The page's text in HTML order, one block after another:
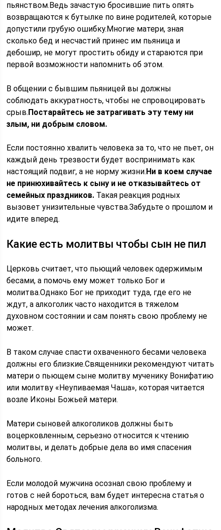
пьянством.Ведь зачастую бросившие пить опять
возвращаются к бутылке по вине родителей, которые
допустили грубую ошибку.Многие матери, зная
сколько бед и несчастий принес им пьяница и
дебошир, не могут простить обиду и стараются при
первой возможности напомнить об этом.
В общении с бывшим пьяницей вы должны
соблюдать аккуратность, чтобы не спровоцировать
срыв.Постарайтесь не затрагивать эту тему ни
злым, ни добрым словом.
Если постоянно хвалить человека за то, что не пьет, он
каждый день трезвости будет воспринимать как
настоящий подвиг, а не норму жизни.Ни в коем случае
не принюхивайтесь к сыну и не отказывайтесь от
семейных праздников. Такая реакция родных
вызовет унизительные чувства.Забудьте о прошлом и
идите вперед.
Какие есть молитвы чтобы сын не пил
Церковь считает, что пьющий человек одержимым
бесами, а помочь ему может только Бог и
молитва.Однако Бог не приходит туда, где его не
ждут, а алкоголик часто находится в тяжелом
духовном состоянии и сам понять свою проблему не
может.
В таком случае спасти охваченного бесами человека
должны его близкие.Священники рекомендуют читать
матери о пьющем сыне молитву мученику Вонифатию
или молитву «Неупиваемая Чаша», которая читается
возле Иконы Божьей матери.
Матери сыновей алкоголиков должны быть
воцерковленным, серьезно относится к чтению
молитвы, и делать добрые дела во имя спасения
больного.
Если молодой мужчина осознал свою проблему и
готов с ней бороться, вам будет интересна статья о
народных методах лечения алкоголизма.